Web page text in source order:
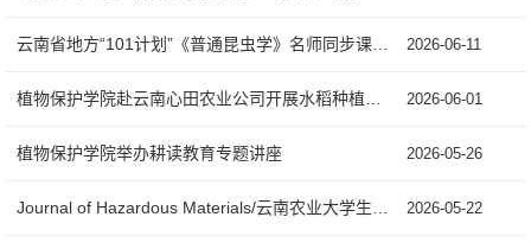
2026-06-11
2026-06-01
植物保护学院举办耕读教育专题讲座 2026-05-26
2026-05-22